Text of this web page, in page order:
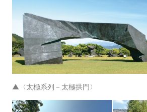
▲〈太極系列－太極拱門〉